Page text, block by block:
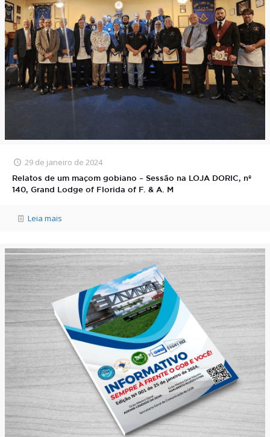
29 de janeiro de 2024
Relatos de um maçom gobiano – Sessão na LOJA DORIC, nº
140, Grand Lodge of Florida of F. & A. M
Leia mais